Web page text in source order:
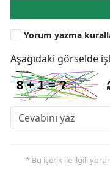
Yorum yazma
Aşağıdaki görselde
* Bu içerik ile ilgili